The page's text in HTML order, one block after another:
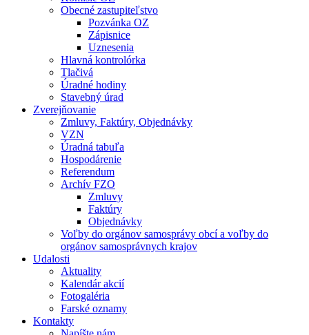
Obecné zastupiteľstvo
Pozvánka OZ
Zápisnice
Uznesenia
Hlavná kontrolórka
Tlačivá
Úradné hodiny
Stavebný úrad
Zverejňovanie
Zmluvy, Faktúry, Objednávky
VZN
Úradná tabuľa
Hospodárenie
Referendum
Archív FZO
Zmluvy
Faktúry
Objednávky
Voľby do orgánov samosprávy obcí a voľby do
orgánov samosprávnych krajov
Udalosti
Aktuality
Kalendár akcií
Fotogaléria
Farské oznamy
Kontakty